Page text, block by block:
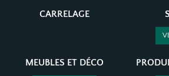
CARRELAGE
MEUBLES ET DÉCO